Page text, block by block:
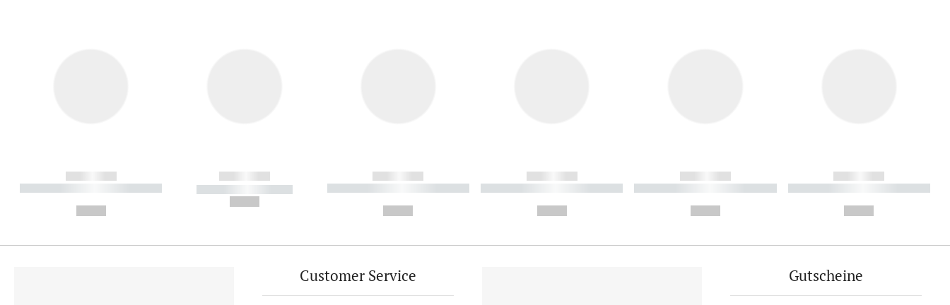
------------
----------- ----------- ----------
------------
----------- -----------
------------
----------- ----------- ----------
------------
----------- ----------- ----------
------------
----------- ----------- ----------
------------
----------- ----------- ----------
Customer Service Gutscheine